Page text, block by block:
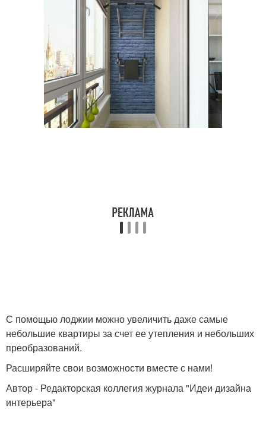
С помощью лоджии можно увеличить даже самые
небольшие квартиры за счет ее утепления и небольших
преобразований.
Расширяйте свои возможности вместе с нами!
Автор - Редакторская коллегия журнала "Идеи дизайна
интерьера"